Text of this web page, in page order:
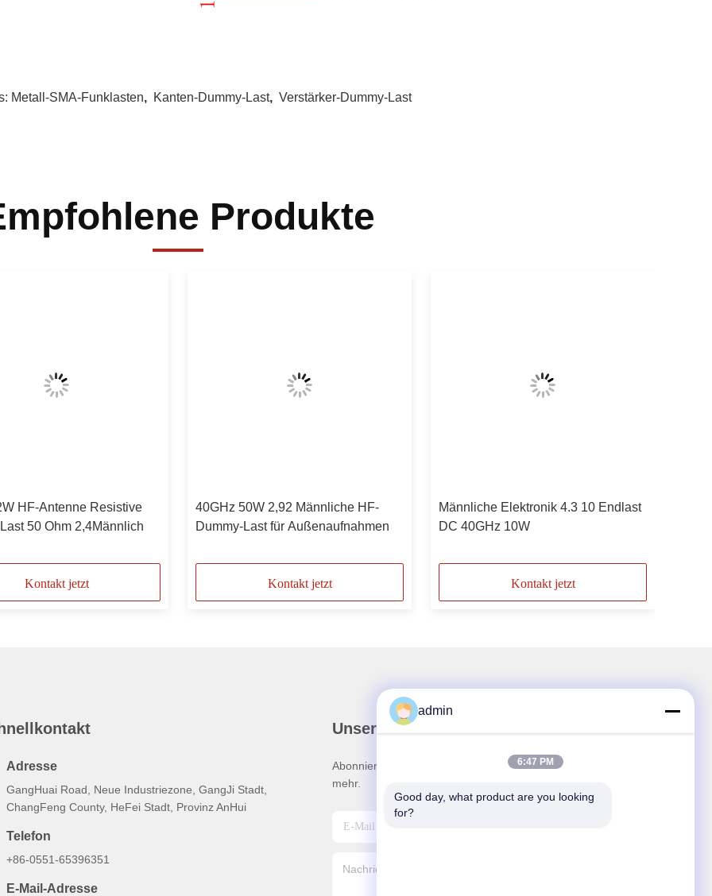
Metall-SMA-Funklasten, Kanten-Dummy-Last, Verstärker-Dummy-Last
Produkte
HF-Antenne Resistive
50 Ohm 2,4Männlich
Kontakt jetzt
40GHz 50W 2,92 Männliche HF-
Dummy-Last für Außenaufnahmen
Kontakt jetzt
Männliche Elektronik 4.3 10 Endlast
DC 40GHz 10W
Kontakt jetzt
Adresse
GangHuai Road, Neue Industriezone, GangJi Stadt,
ChangFeng County, HeFei Stadt, Provinz AnHui
Telefon
+86-0551-65396351
E-Mail-Adresse
Unser Newsletter
Abonnieren Sie unseren Newsletter für Rabatte und
mehr.
admin
6:47 PM
Good day, what product are you looking
for?